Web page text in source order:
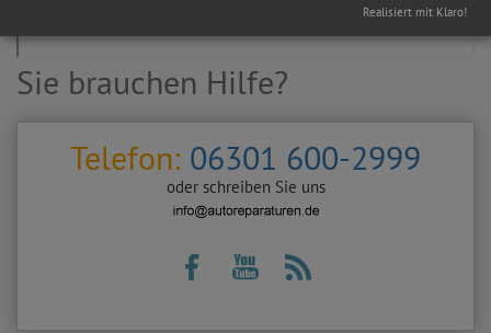
Sie brauchen Hilfe?
Telefon: 06301 600-2999
oder schreiben Sie uns
Realisiert mit Klaro!